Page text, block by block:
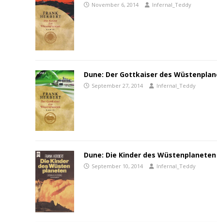
November 6, 2014 Infernal_Teddy
Dune: Der Gottkaiser des
September 27, 2014 Infernal_Teddy
Dune: Die Kinder des Wüstenplaneten
September 10, 2014 Infernal_Teddy